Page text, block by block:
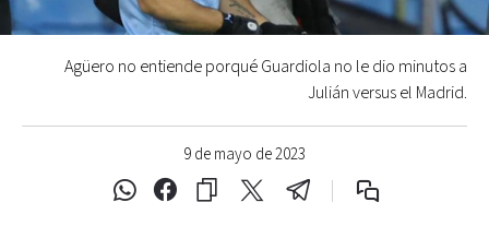
9 de mayo de 2023
Agüero no entiende porqué Guardiola no le dio minutos a
Julián versus el Madrid.